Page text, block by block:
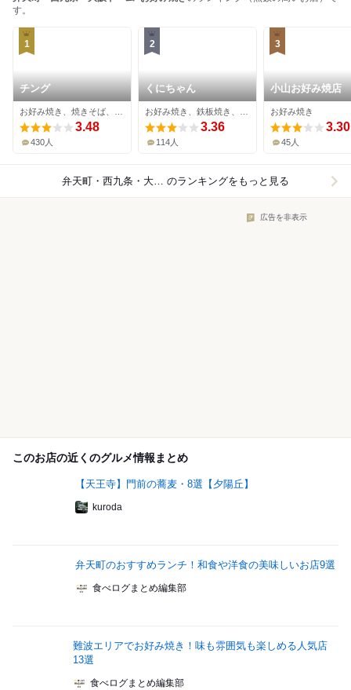
す。
1
チング
3.48
430人
2
くにちゃん
3.36
114人
3
小山お好み焼店
お好み焼き
3.30
45人
弁天町・西九条・大阪ドーム×お好み焼き のランキングをもっと見る
広告を非表示
このお店の近くのグルメ情報まとめ
【天王寺】門前の蕎麦・8選【夕陽丘】
kuroda
弁天町のおすすめランチ！和食や洋食の美味しいお店9選
食べログまとめ編集部
難波エリアでお好み焼き！味も雰囲気も楽しめる人気店
13選
食べログまとめ編集部